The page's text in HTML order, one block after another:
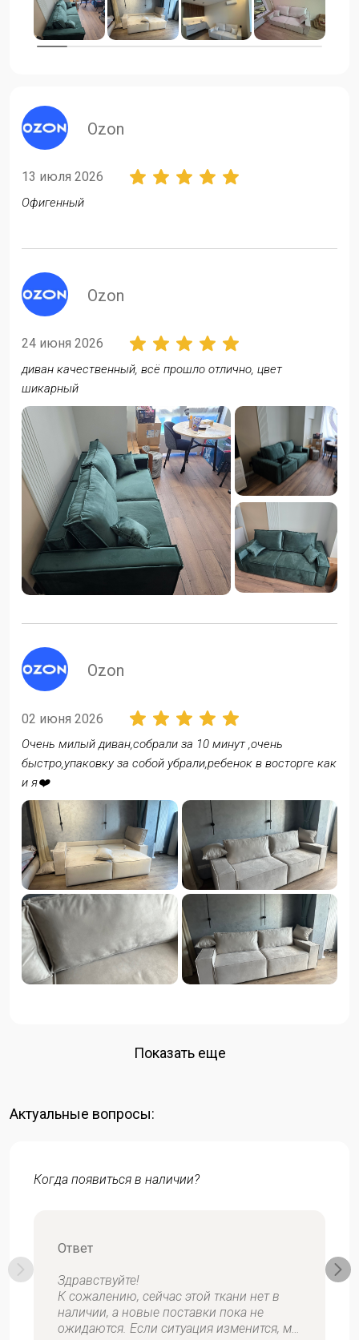
ozon
13 июля 2026
Офигенный
ozon
24 июня 2026
диван качественный, всё прошло отлично, цвет
шикарный
ozon
02 июня 2026
Очень милый диван,собрали за 10 минут ,очень
быстро,упаковку за собой убрали,ребенок в восторге как
и я❤️
Показать еще
Актуальные вопросы:
Когда появиться в наличии?
Ответ
Здравствуйте!
К сожалению, сейчас этой ткани нет в
наличии, а новые поставки пока не
ожидаются. Если ситуация изменится, мы